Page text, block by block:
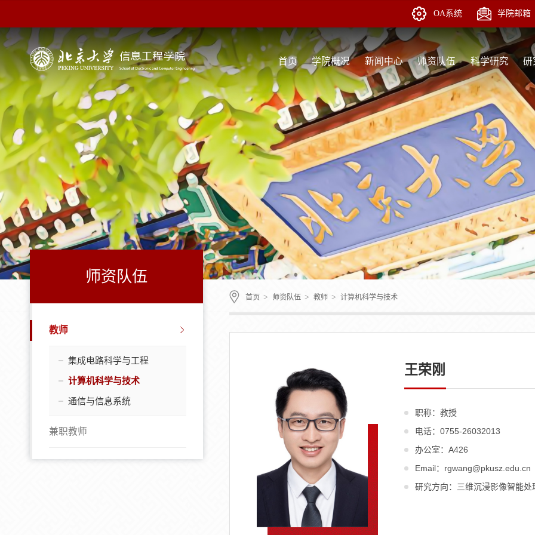
OA系统 学院邮箱
首页 学院概况 新闻中心 师资队伍 科学研究 研
师资队伍
教师
集成电路科学与工程
计算机科学与技术
通信与信息系统
兼职教师
首页 > 师资队伍 > 教师 > 计算机科学与技术
王荣刚
职称：教授
电话：0755-26032013
办公室：A426
Email：rgwang@pkusz.edu.cn
研究方向：三维沉浸影像智能处